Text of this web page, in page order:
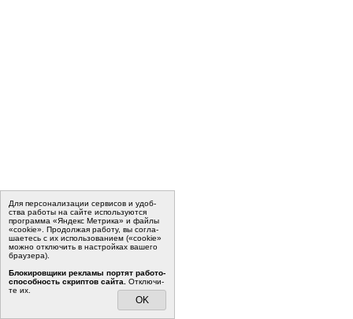
Для пер­со­на­ли­за­ции сер­ви­сов и удоб­
ства ра­бо­ты на сайте ис­поль­зу­ют­ся
программа «Яндекс Метрика» и файлы
«cookie». Про­дол­жая ра­бо­ту, вы со­гла­
ша­е­тесь с их ис­поль­зо­ва­ни­ем («cookie»
мо­жно от­клю­чить в на­строй­ках ва­ше­го
бра­у­зе­ра).
Бло­ки­ров­щи­ки ре­кла­мы пор­тят ра­бо­то­
спо­соб­ность скрип­тов сайта.
Отклю­чи­
те их.
OK